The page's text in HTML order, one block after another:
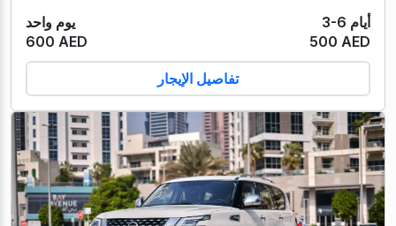
يوم واحد
3-6 أيام
600 AED
500 AED
تفاصيل الإيجار